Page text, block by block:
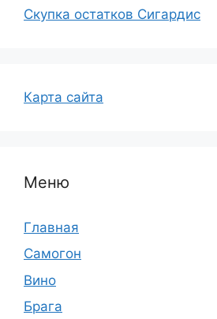
Скупка остатков Сигардис
Карта сайта
Меню
Главная
Самогон
Вино
Брага